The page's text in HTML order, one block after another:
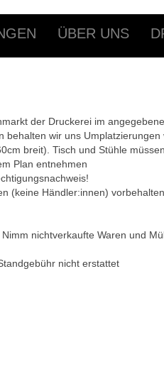
ÜBER UNS
der Druckerei im
behalten wir uns Umplatzierungen
breit). Tisch und Stühle müssen
Plan entnehmen
achweis!
(keine Händler:innen)
imm nichtverkaufte Waren und
nicht erstattet